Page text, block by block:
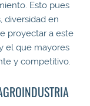
Esto pues
diversidad en
proyectar a este
el que mayores
y competitivo.